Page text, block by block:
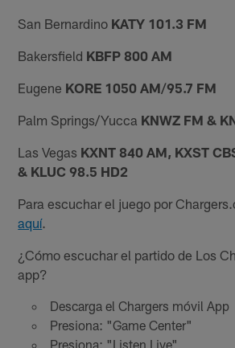
San Bernardino KATY 101.3 FM
Bakersfield KBFP 800 AM
Eugene KORE 1050 AM/95.7 FM
Palm Springs/Yucca KNWZ FM &
Las Vegas KXNT 840 AM, KXST
& KLUC 98.5 HD2
Para escuchar el juego por
aquí.
¿Cómo escuchar el partido de Los
app?
Descarga el Chargers móvil App
Presiona: "Game Center"
Presiona: "Listen Live"